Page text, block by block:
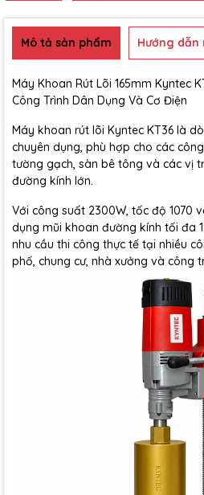
Mô tả sản phẩm Hướng dẫn
Máy Khoan Rút Lõi 165mm Kyntec
Công Trình Dân Dụng Và Cơ Điện
Máy khoan rút lõi Kyntec KT36 là
chuyên dụng, phù hợp cho các
tường gạch, sàn bê tông và các vị
đường kính lớn.
Với công suất 2300W, tốc độ 1070
dụng mũi khoan đường kính tối đa
nhu cầu thi công thực tế tại nhiều
phố, chung cư, nhà xưởng và công